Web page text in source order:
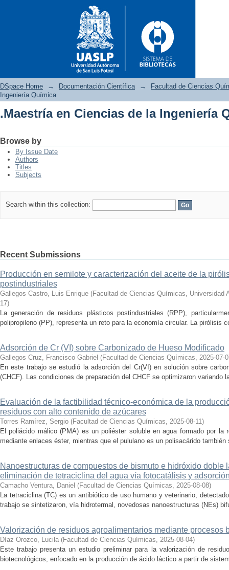
.Maestría en Ciencias de la
DSpace Home → Documentación Científica →
Facultad de Ciencias
Ingeniería Química
.Maestría en Ciencias de la Ingeniería
Browse by
By Issue Date
Authors
Titles
Subjects
Search within this collection:
Recent Submissions
Producción en semilote y caracterización del aceite de la
postindustriales
Gallegos Castro, Luis Enrique (Facultad de Ciencias Químicas, Universidad
17)
La generación de residuos plásticos postindustriales (RPP),
polipropileno (PP), representa un reto para la economía circular. La pirólisis
Adsorción de Cr (VI) sobre Carbonizado de Hueso Modificado
Gallegos Cruz, Francisco Gabriel (Facultad de Ciencias Químicas, 2025-07-
En este trabajo se estudió la adsorción del Cr(VI) en solución sobre
(CHCF). Las condiciones de preparación del CHCF se optimizaron variando
Evaluación de la factibilidad técnico-económica de la
residuos con alto contenido de azúcares
Torres Ramírez, Sergio (Facultad de Ciencias Químicas, 2025-08-11)
El poliácido málico (PMA) es un poliéster soluble en agua formado por la
mediante enlaces éster, mientras que el pululano es un polisacárido
Nanoestructuras de compuestos de bismuto e hidróxido doble
eliminación de tetraciclina del agua vía fotocatálisis y
Camacho Ventura, Daniel (Facultad de Ciencias Químicas, 2025-08-08)
La tetraciclina (TC) es un antibiótico de uso humano y veterinario,
trabajo se sintetizaron, vía hidrotermal, novedosas nanoestructuras (NEs)
Valorización de residuos agroalimentarios mediante procesos
Díaz Orozco, Lucila (Facultad de Ciencias Químicas, 2025-08-04)
Este trabajo presenta un estudio preliminar para la valorización de
biotecnológicos, enfocado en la producción de ácido láctico a partir de